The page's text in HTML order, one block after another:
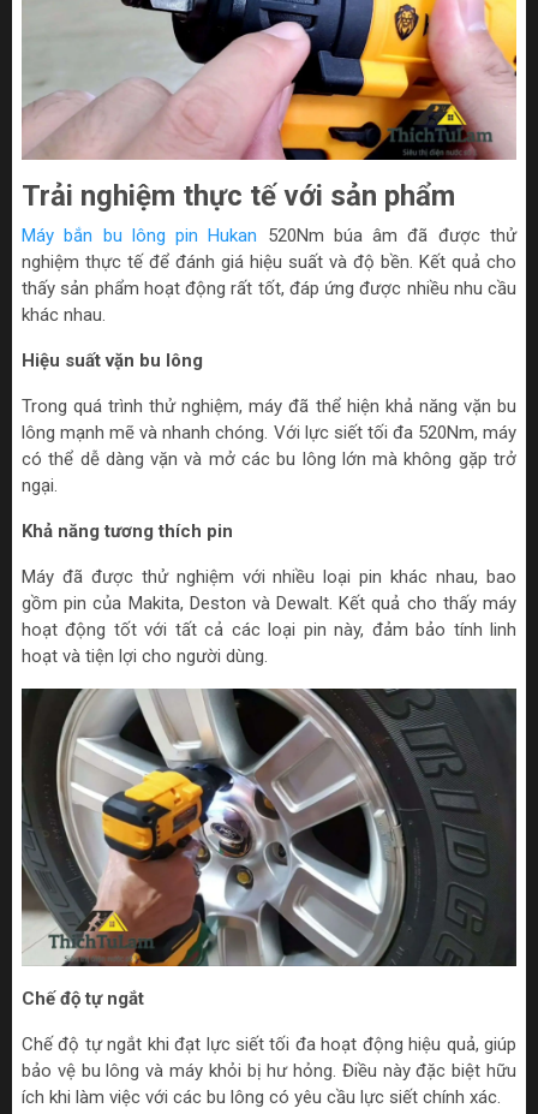
Trải nghiệm thực tế với sản phẩm
Máy bắn bu lông pin Hukan 520Nm búa âm đã được thử
nghiệm thực tế để đánh giá hiệu suất và độ bền. Kết quả cho
thấy sản phẩm hoạt động rất tốt, đáp ứng được nhiều nhu cầu
khác nhau.
Hiệu suất vặn bu lông
Trong quá trình thử nghiệm, máy đã thể hiện khả năng vặn bu
lông mạnh mẽ và nhanh chóng. Với lực siết tối đa 520Nm, máy
có thể dễ dàng vặn và mở các bu lông lớn mà không gặp trở
ngại.
Khả năng tương thích pin
Máy đã được thử nghiệm với nhiều loại pin khác nhau, bao
gồm pin của Makita, Deston và Dewalt. Kết quả cho thấy máy
hoạt động tốt với tất cả các loại pin này, đảm bảo tính linh
hoạt và tiện lợi cho người dùng.
Chế độ tự ngắt
Chế độ tự ngắt khi đạt lực siết tối đa hoạt động hiệu quả, giúp
bảo vệ bu lông và máy khỏi bị hư hỏng. Điều này đặc biệt hữu
ích khi làm việc với các bu lông có yêu cầu lực siết chính xác.